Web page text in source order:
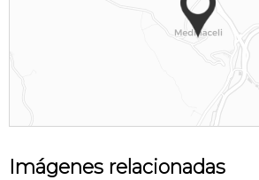
Imágenes relacionadas